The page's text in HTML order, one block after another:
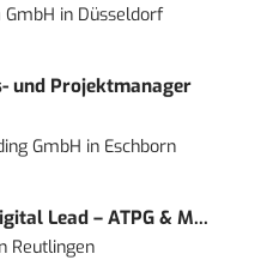
in Düsseldorf
und Projektmanager
GmbH in Eschborn
Lead – ATPG & M...
Reutlingen